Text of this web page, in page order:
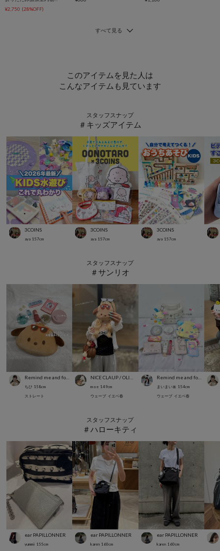
¥2,750 (28%OFF)
このアイテムを見た人は
こんなアイテムも見ています
スタッフスナップ
＃キッズアイテム
3COINS
aya 157cm
3COINS
aya 157cm
3COINS
aya 157cm
スタッフスナップ
＃サンリオ
ちひ 158cm
ストレート
m o e 149cm
ウェーブ イエベ春
Remind me and forever
まいまい🎀 154cm
ウェーブ イエベ春
スタッフスナップ
＃ハローキティ
ear PAPILLONNER
yummi 155cm
ear PAPILLONNER
karen 160cm
ear PAPILLONNER
karen 160cm